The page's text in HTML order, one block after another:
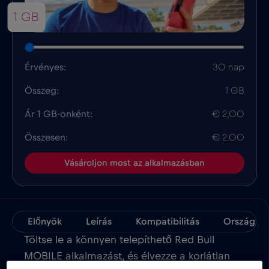
1 GB
Érvényes: 30 nap
Összeg: 1 GB
Ár 1 GB-onként: € 2,00
Összesen: € 2.00
Vásároljon most az alkalmazásban
Előnyök Leírás Kompatibilitás Ország
Töltse le a könnyen telepíthető Red Bull
MOBILE alkalmazást, és élvezze a korlátlan